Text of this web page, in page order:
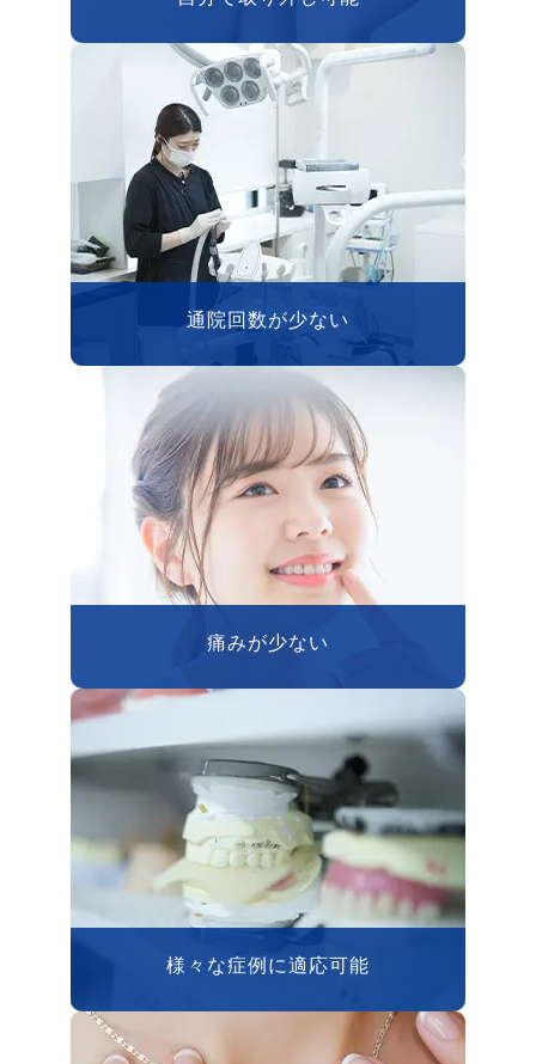
通院回数が少ない
痛みが少ない
様々な症例に適応可能